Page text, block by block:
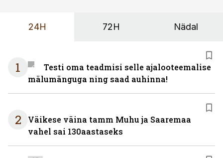
24H 72H Nädal
1
Testi oma teadmisi selle ajalooteemalise
mälumänguga ning saad auhinna!
2
Väikese väina tamm Muhu ja Saaremaa
vahel sai 130aastaseks